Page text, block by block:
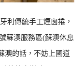
利傳統手工煙囪捲，
蘇澳服務區(蘇澳休息
澳的話，不妨上國道